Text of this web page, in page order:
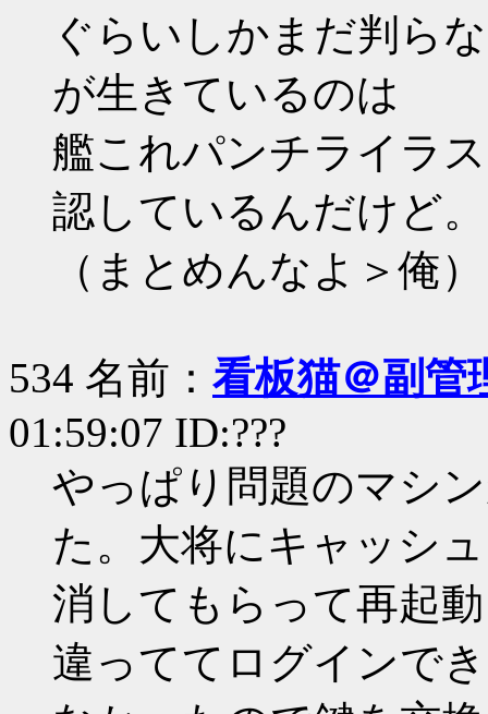
ぐらいしかまだ判ら
が生きているのは
艦これパンチライラ
認しているんだけど。
（まとめんなよ＞俺）
534 名前： 看板猫＠副
01:59:07 ID:???
やっぱり問題のマシ
た。大将にキャッシ
消してもらって再起
違っててログインでき